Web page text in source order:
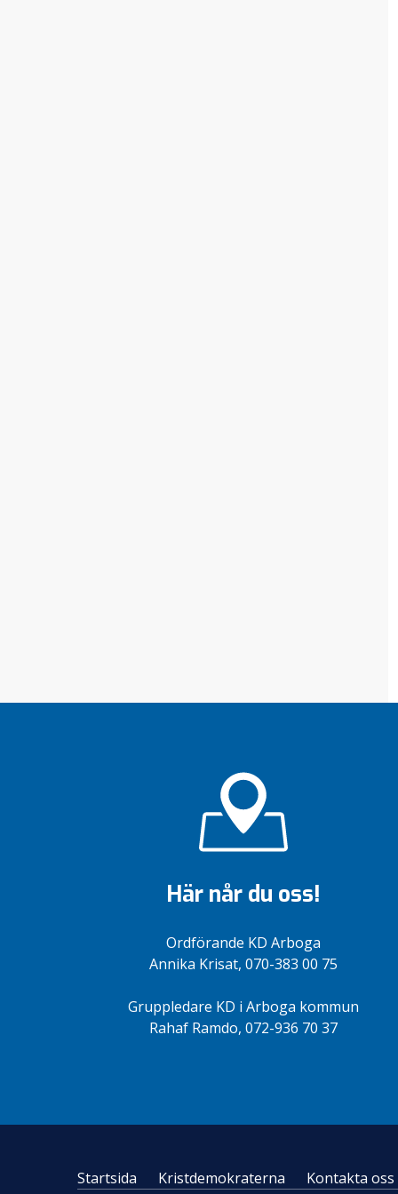
Här når du oss!
Ordförande KD Arboga
Annika Krisat, 070-383 00 75
Gruppledare KD i Arboga kommun
Rahaf Ramdo, 072-936 70 37
Startsida Kristdemokraterna Kontakta oss